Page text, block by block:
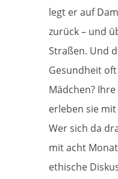
legt er auf
zurück – und
Straßen. Und
Gesundheit
Mädchen?
erleben sie
Wer sich da
mit acht
ethische